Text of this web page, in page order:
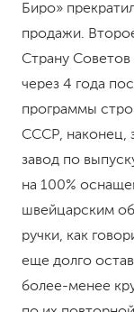
Биро»
продажи.
Страну Советов
через 4 года
программы
СССР, наконец,
завод по
на 100%
швейцарским
ручки, как
еще долго
более-менее